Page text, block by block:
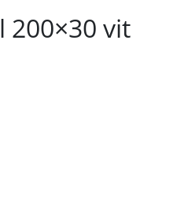
200×30 vit